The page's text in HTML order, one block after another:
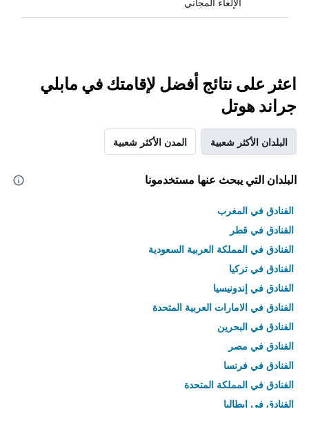
اعثر على نتائج أفضل لإقامتك في مابلي
جراند هوتل
البلدان الأكثر شعبية المدن الأكثر شعبية
البلدان التي يبحث عنها مستخدمونا
الفنادق في المغرب
الفنادق في قطر
الفنادق في المملكة العربية السعودية
الفنادق في تركيا
الفنادق في إندونيسيا
الفنادق في الامارات العربية المتحدة
الفنادق في البحرين
الفنادق في مصر
الفنادق في فرنسا
الفنادق في المملكة المتحدة
الفنادق في إيطاليا